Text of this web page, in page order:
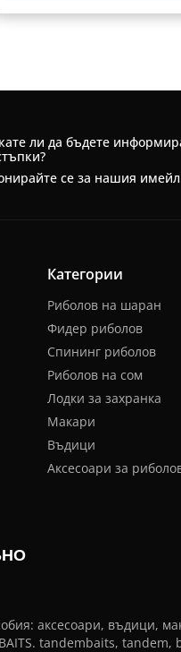
ли да бъдете
се за нашия
Категории
Риболов на шаран
Фидер риболов
Спининг риболов
Риболов на сом
Лодки за захранка
Макари
Въдици
Аксесоари за
аксесоари, въдици,
BAITS. tandembaits,